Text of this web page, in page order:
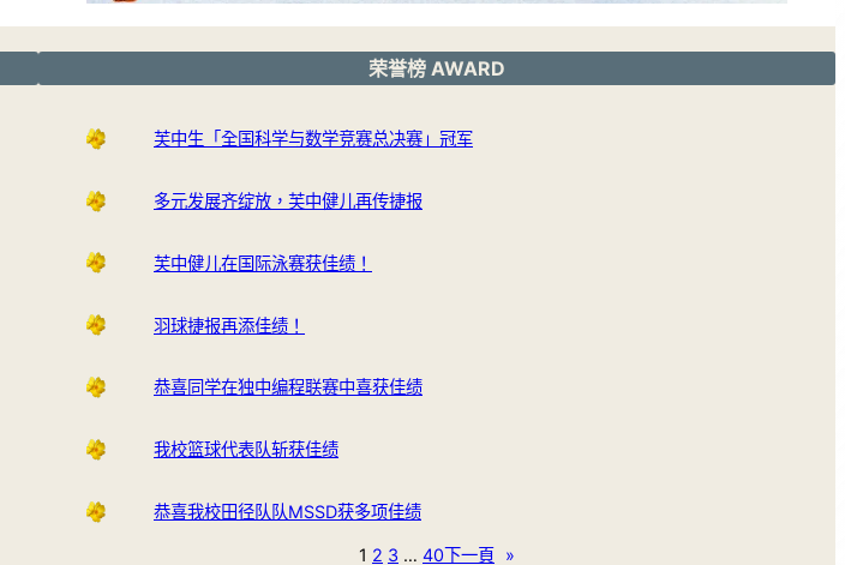
荣誉榜 AWARD
芙中生「全国科学与数学竞赛总决赛」冠军
多元发展齐绽放，芙中健儿再传捷报
芙中健儿在国际泳赛获佳绩！
羽球捷报再添佳绩！
恭喜同学在独中编程联赛中喜获佳绩
我校篮球代表队斩获佳绩
恭喜我校田径队队MSSD获多项佳绩
1 2 3 … 40下一頁 »